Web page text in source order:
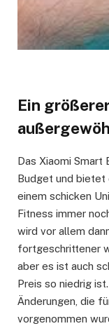
Ein
Das Xiaomi
Budget und bietet
einem schicken
Fitness immer
wird vor allem
fortgeschrittener
aber es ist auch
Preis so niedrig
Änderungen, die
vorgenommen